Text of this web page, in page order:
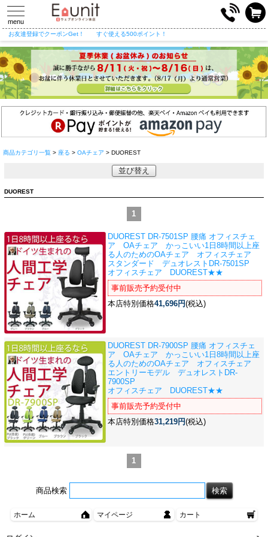
toggle
navigation
menu
お友達登録でクーポンGet！ すぐ使える500ポイント！
商品カテゴリ一覧 > 座る > OAチェア > DUOREST
並び替え
DUOREST
1
DUOREST DR-7501SP 腰痛 オフィスチェ
ア OAチェア かっこいい1日8時間以上座
る人のためのOAチェア オフィスチェア
スタンダード デュオレストDR-7501SP
オフィスチェア DUOREST★★
事前販売予約受付中
本店特別価格41,696円(税込)
DUOREST DR-7900SP 腰痛 オフィスチェ
ア OAチェア かっこいい1日8時間以上座
る人のためのOAチェア オフィスチェア
エントリーモデル デュオレストDR-
7900SP
オフィスチェア DUOREST★★
事前販売予約受付中
本店特別価格31,219円(税込)
1
商品検索
ホーム マイページ カート